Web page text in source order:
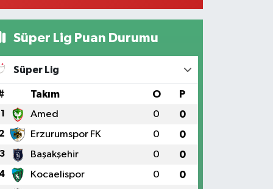
Süper Lig Puan Durumu
Süper Lig
Takım O P
1 Amed 0 0
2 Erzurumspor FK 0 0
3 Başakşehir 0 0
4 Kocaelispor 0 0